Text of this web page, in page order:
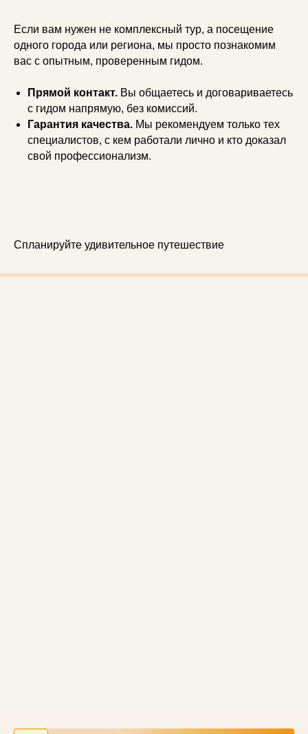
Если вам нужен не комплексный тур, а посещение
одного города или региона, мы просто познакомим
вас с опытным, проверенным гидом.
Прямой контакт. Вы общаетесь и договариваетесь
с гидом напрямую, без комиссий.
Гарантия качества. Мы рекомендуем только тех
специалистов, с кем работали лично и кто доказал
свой профессионализм.
Спланируйте удивительное путешествие